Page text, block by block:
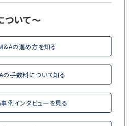
いて～
の進め方を知る
の手数料について知る
例インタビューを見る